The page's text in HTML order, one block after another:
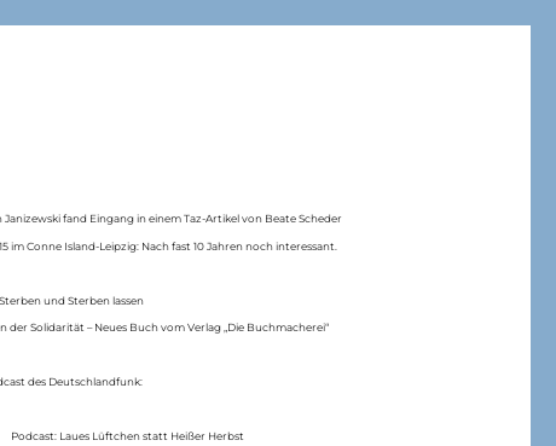
fand Eingang in einem Taz-Artikel von Beate Scheder
Conne Island-Leipzig: Nach fast 10 Jahren noch interessant.
und Sterben lassen
der Solidarität – Neues Buch vom Verlag „Die Buchmacherei“
des Deutschlandfunk:
Podcast: Laues Lüftchen statt Heißer Herbst